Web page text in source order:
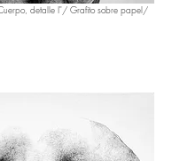
detalle I"/ Grafito sobre papel/